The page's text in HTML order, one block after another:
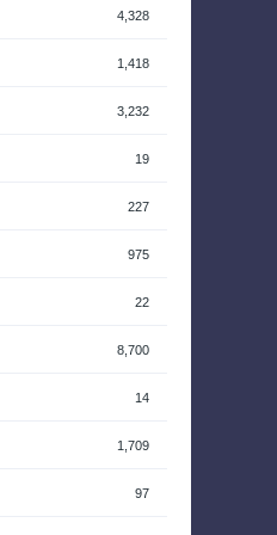
4,328
1,418
3,232
19
227
975
22
8,700
14
1,709
97